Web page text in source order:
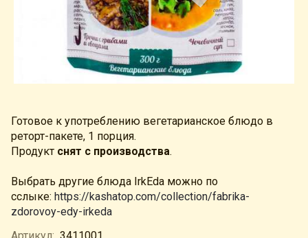
Готовое к употреблению вегетарианское блюдо в
реторт-пакете, 1 порция.
Продукт снят с производства.
Выбрать другие блюда IrkEda можно по
сслыке: https://kashatop.com/collection/fabrika-
zdorovoy-edy-irkeda